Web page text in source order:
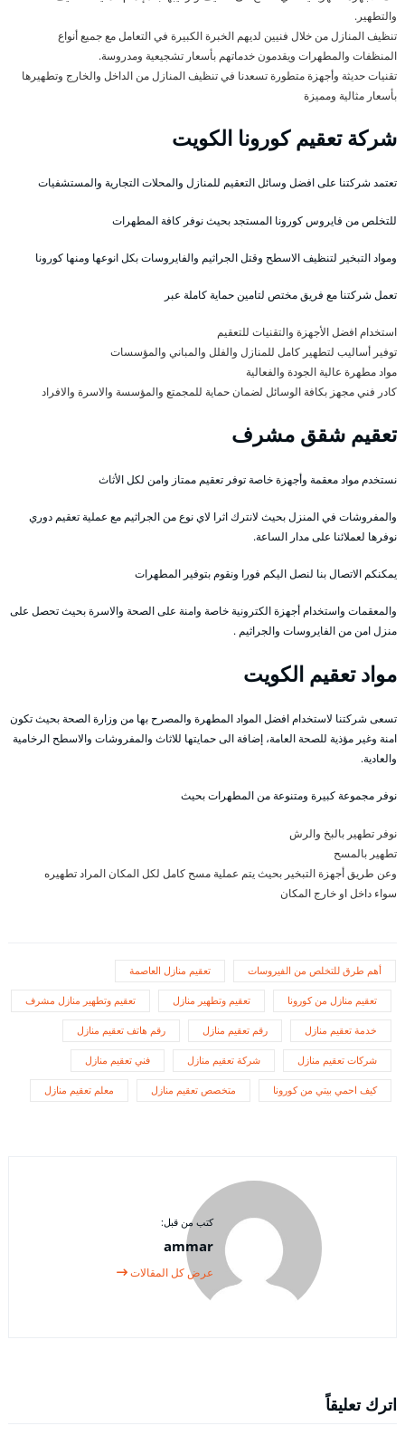
والتطهير.
تنظيف المنازل من خلال فنيين لديهم الخبرة الكبيرة في التعامل مع جميع أنواع
المنظفات والمطهرات ويقدمون خدماتهم بأسعار تشجيعية ومدروسة.
تقنيات حديثة وأجهزة متطورة تسعدنا في تنظيف المنازل من الداخل والخارج وتطهيرها
بأسعار مثالية ومميزة
شركة تعقيم كورونا الكويت
تعتمد شركتنا على افضل وسائل التعقيم للمنازل والمحلات التجارية والمستشفيات
للتخلص من فايروس كورونا المستجد بحيث نوفر كافة المطهرات
ومواد التبخير لتنظيف الاسطح وقتل الجراثيم والفايروسات بكل انوعها ومنها كورونا
تعمل شركتنا مع فريق مختص لتامين حماية كاملة عبر
استخدام افضل الأجهزة والتقنيات للتعقيم
توفير أساليب لتطهير كامل للمنازل والفلل والمباني والمؤسسات
مواد مطهرة عالية الجودة والفعالية
كادر فني مجهز بكافة الوسائل لضمان حماية للمجمتع والمؤسسة والاسرة والافراد
تعقيم شقق مشرف
نستخدم مواد معقمة وأجهزة خاصة توفر تعقيم ممتاز وامن لكل الأثاث
والمفروشات في المنزل بحيث لانترك اثرا لاي نوع من الجراثيم مع عملية تعقيم دوري
نوفرها لعملائنا على مدار الساعة.
يمكنكم الاتصال بنا لنصل اليكم فورا ونقوم بتوفير المطهرات
والمعقمات واستخدام أجهزة الكترونية خاصة وامنة على الصحة والاسرة بحيث تحصل على
منزل امن من الفايروسات والجراثيم .
مواد تعقيم الكويت
تسعى شركتنا لاستخدام افضل المواد المطهرة والمصرح بها من وزارة الصحة بحيث تكون
امنة وغير مؤذية للصحة العامة، إضافة الى حمايتها للاثاث والمفروشات والاسطح الرخامية
والعادية.
نوفر مجموعة كبيرة ومتنوعة من المطهرات بحيث
نوفر تطهير بالبخ والرش
تطهير بالمسح
وعن طريق أجهزة التبخير بحيث يتم عملية مسح كامل لكل المكان المراد تطهيره
سواء داخل او خارج المكان
أهم طرق للتخلص من الفيروسات تعقيم منازل العاصمة
تعقيم منازل من كورونا تعقيم وتطهير منازل تعقيم وتطهير منازل مشرف
خدمة تعقيم منازل رقم تعقيم منازل رقم هاتف تعقيم منازل
شركات تعقيم منازل شركة تعقيم منازل فني تعقيم منازل
كيف احمي بيتي من كورونا متخصص تعقيم منازل معلم تعقيم منازل
كتب من قبل:
ammar
عرض كل المقالات
اترك تعليقاً